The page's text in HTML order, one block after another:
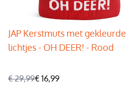
JAP Kerstmuts met gekleurde
lichtjes - OH DEER! - Rood
€ 29,99€ 16,99